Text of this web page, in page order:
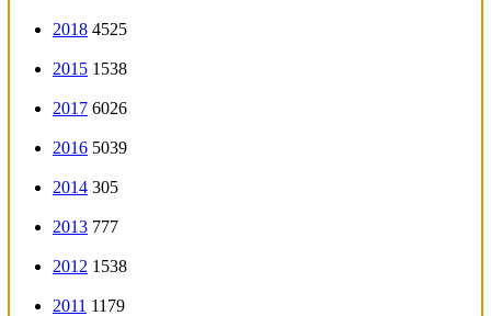
2018 4525
2015 1538
2017 6026
2016 5039
2014 305
2013 777
2012 1538
2011 1179